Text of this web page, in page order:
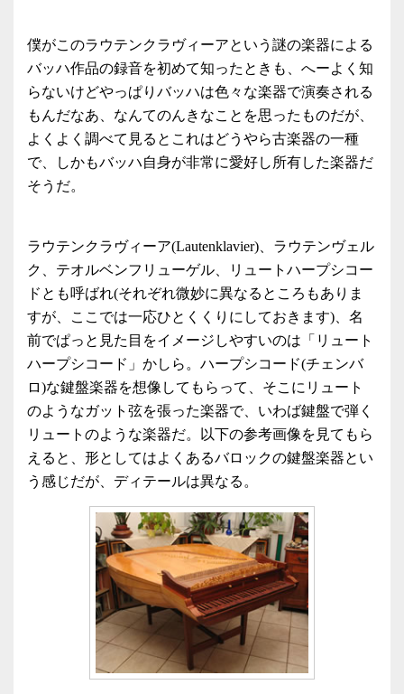
僕がこのラウテンクラヴィーアという謎の楽器による
バッハ作品の録音を初めて知ったときも、へーよく知
らないけどやっぱりバッハは色々な楽器で演奏される
もんだなあ、なんてのんきなことを思ったものだが、
よくよく調べて見るとこれはどうやら古楽器の一種
で、しかもバッハ自身が非常に愛好し所有した楽器だ
そうだ。
ラウテンクラヴィーア(Lautenklavier)、ラウテンヴェル
ク、テオルベンフリューゲル、リュートハープシコー
ドとも呼ばれ(それぞれ微妙に異なるところもありま
すが、ここでは一応ひとくくりにしておきます)、名
前でぱっと見た目をイメージしやすいのは「リュート
ハープシコード」かしら。ハープシコード(チェンバ
ロ)な鍵盤楽器を想像してもらって、そこにリュート
のようなガット弦を張った楽器で、いわば鍵盤で弾く
リュートのような楽器だ。以下の参考画像を見てもら
えると、形としてはよくあるバロックの鍵盤楽器とい
う感じだが、ディテールは異なる。